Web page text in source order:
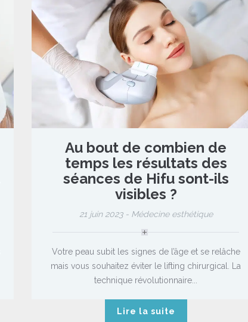
Au bout de combien de
temps les résultats des
séances de Hifu sont-ils
visibles ?
21 juin 2023 - Médecine esthétique
Votre peau subit les signes de l’âge et se relâche
mais vous souhaitez éviter le lifting chirurgical. La
technique révolutionnaire...
Lire la suite